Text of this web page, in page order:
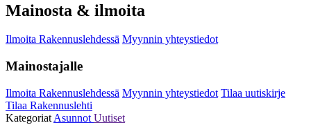
Mainosta & ilmoita
Ilmoita Rakennuslehdessä Myynnin yhteystiedot
Mainostajalle
Ilmoita Rakennuslehdessä Myynnin yhteystiedot Tilaa uutiskirje
Tilaa Rakennuslehti
Kategoriat Asunnot Uutiset